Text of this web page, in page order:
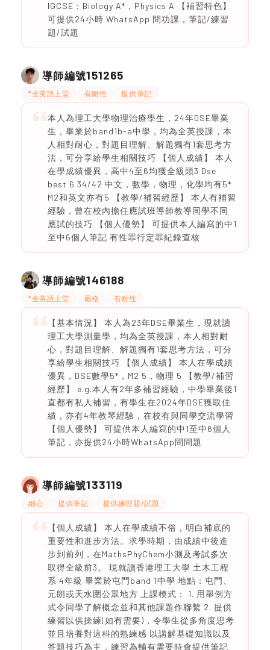
IGCSE：Biology A*，Physics A 【補習特色】
可提供24小時 WhatsApp 問功課，筆記/練習
題/試題
導師編號151265
*全英語上堂 有耐性 提供筆記
本人為理工大學物理治療學生，24年DSE畢業
生，畢業於band1b-a中學，均為全英授課，本
人相對耐心，對題目理解、解題獨有1套思考方
法，可分享給學生相關技巧 【個人成績】 本人
在學成績優異，高中4至6均獲全級頭3 Dse
best 6 34/42 中文，數學，物理，化學均有5*
M2和英文亦有5 【教學/補習經歷】 本人有補習
經驗，曾在校內擔任應試班導師教導同學不同
應試的技巧 【個人優勢】 可提供本人編寫的中1
至中6個人筆記 有性罪行定罪紀錄查核
導師編號146188
*全英語上堂 嚴格 有耐性
【基本情況】 本人為23年DSE畢業生，現就讀
理工大學測量學，均為全英授課，本人相對耐
心，對題目理解、解題獨有1套思考方法，可分
享給學生相關技巧 【個人成績】 本人在學成績
優異，DSE數學5*，M2 5，物理 5 【教學/補習
經歷】 e.g.本人有2年多補習經驗，中學畢業後1
直都有私人補習，有學生在2024年DSE獲取佳
績，亦有4年教琴經驗，在校有與同學交流學習
【個人優勢】 可提供本人編寫的中1至中6個人
筆記，亦提供24小時WhatsApp問問題
導師編號133119
細心 提供筆記 提供練習題/試題
【個人成績】 本人在學成績不俗，明白補底的
重要性和進步方法。求學時期，由成績中後進
步到前列，在MathsPhyChem小測及考試多次
取得全級前3。 現就讀香港理工大學 土木工程
系 4年級 畢業於屯門band 1中學 地點：屯門、
元朗或天水圍公眾地方 上課模式： 1. 用舉例方
式令同學了解概念並和其他課題作聯繫 2. 提供
練習以供操練(如有需要)，令學生從多角度思考
並且培養對這科的熟練感 以講解基礎知識以及
答題技巧為主，練習為輔有需要時會提供筆記